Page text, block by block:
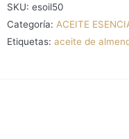
almendras
dulces
cantidad
SKU: esoil50
Categoría: ACEITE
Etiquetas: aceite de